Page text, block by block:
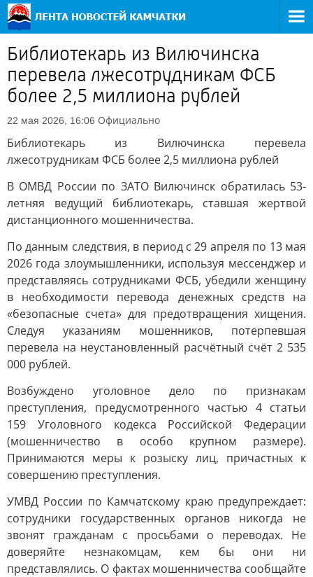
Библиотекарь из Вилючинска
перевела лжесотрудникам ФСБ
более 2,5 миллиона рублей
22 мая 2026, 16:06 Официально
Библиотекарь из Вилючинска перевела
лжесотрудникам ФСБ более 2,5 миллиона рублей
В ОМВД России по ЗАТО Вилючинск обратилась 53-
летняя ведущий библиотекарь, ставшая жертвой
дистанционного мошенничества.
По данным следствия, в период с 29 апреля по 13 мая
2026 года злоумышленники, используя мессенджер и
представляясь сотрудниками ФСБ, убедили женщину
в необходимости перевода денежных средств на
«безопасные счета» для предотвращения хищения.
Следуя указаниям мошенников, потерпевшая
перевела на неустановленный расчётный счёт 2 535
000 рублей.
Возбуждено уголовное дело по признакам
преступления, предусмотренного частью 4 статьи
159 Уголовного кодекса Российской Федерации
(мошенничество в особо крупном размере).
Принимаются меры к розыску лиц, причастных к
совершению преступления.
УМВД России по Камчатскому краю предупреждает:
сотрудники государственных органов никогда не
звонят гражданам с просьбами о переводах. Не
доверяйте незнакомцам, кем бы они ни
представлялись. О фактах мошенничества сообщайте